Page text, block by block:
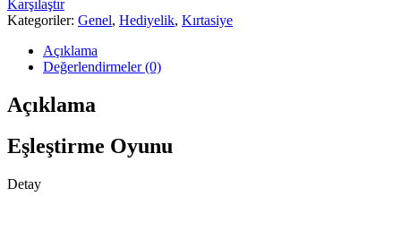
Karşılaştır
Kategoriler: Genel, Hediyelik, Kırtasiye
Açıklama
Değerlendirmeler (0)
Açıklama
Eşleştirme Oyunu
Detay